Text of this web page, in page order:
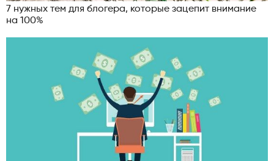
7 нужных тем для блогера, которые зацепит внимание
на 100%